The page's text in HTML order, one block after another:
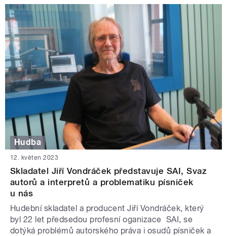
Hudba
12. květen 2023
Skladatel Jiří Vondráček představuje SAI, Svaz
autorů a interpretů a problematiku písniček
u nás
Hudební skladatel a producent Jiří Vondráček, který
byl 22 let předsedou profesní oganizace SAI, se
dotýká problémů autorského práva i osudů písniček a